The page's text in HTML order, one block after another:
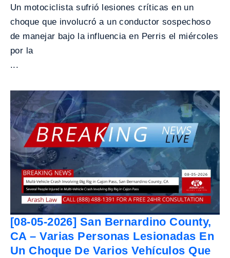
Un motociclista sufrió lesiones críticas en un
choque que involucró a un conductor sospechoso
de manejar bajo la influencia en Perris el miércoles
por la
...
[08-05-2026] San Bernardino County,
CA – Varias Personas Lesionadas En
Un Choque De Varios Vehículos Que